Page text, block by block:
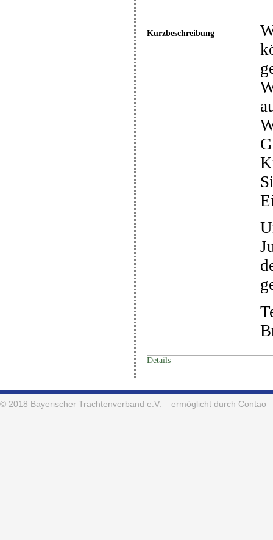
Kurzbeschreibung
Details
© 2018 Bayerischer Trachtenverband e.V. – ermöglicht durch Contao